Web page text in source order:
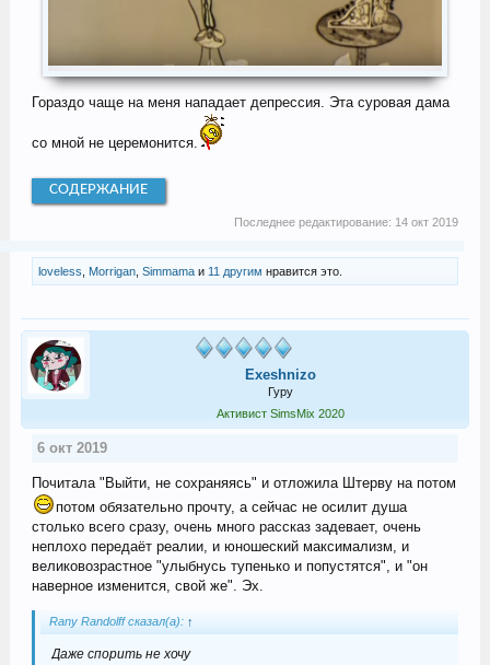
Гораздо чаще на меня нападает депрессия. Эта суровая дама
со мной не церемонится.
СОДЕРЖАНИЕ
Последнее редактирование: 14 окт 2019
loveless Morrigan, Simmamaи 11 другим нравится это.
Exeshnizo
Гуру
Активист SimsMix 2020
6 окт 2019
Почитала "Выйти, не сохраняясь" и отложила Штерву на потом
потом обязательно прочту, а сейчас не осилит душа
столько всего сразу, очень много рассказ задевает, очень
неплохо передаёт реалии, и юношеский максимализм, и
великовозрастное "улыбнусь тупенько и попустятся", и "он
наверное изменится, свой же". Эх.
Rany Randolff сказал(а): ↑
Даже спорить не хочу